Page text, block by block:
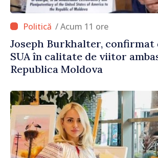
/ Acum 11 ore
Joseph Burkhalter, confirmat
SUA în calitate de viitor
Republica Moldova